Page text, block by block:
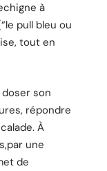
à
pull bleu ou
tout en
son
répondre
À
une
de